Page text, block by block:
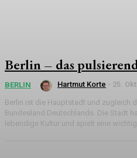
Berlin – das
BERLIN Hartmut Korte - 25.
Berlin ist die Hauptstadt und zugleich
Bundesland Deutschlands. Die Stadt
lebendige Kultur und spielt eine